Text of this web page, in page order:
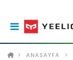
ANASAYFA